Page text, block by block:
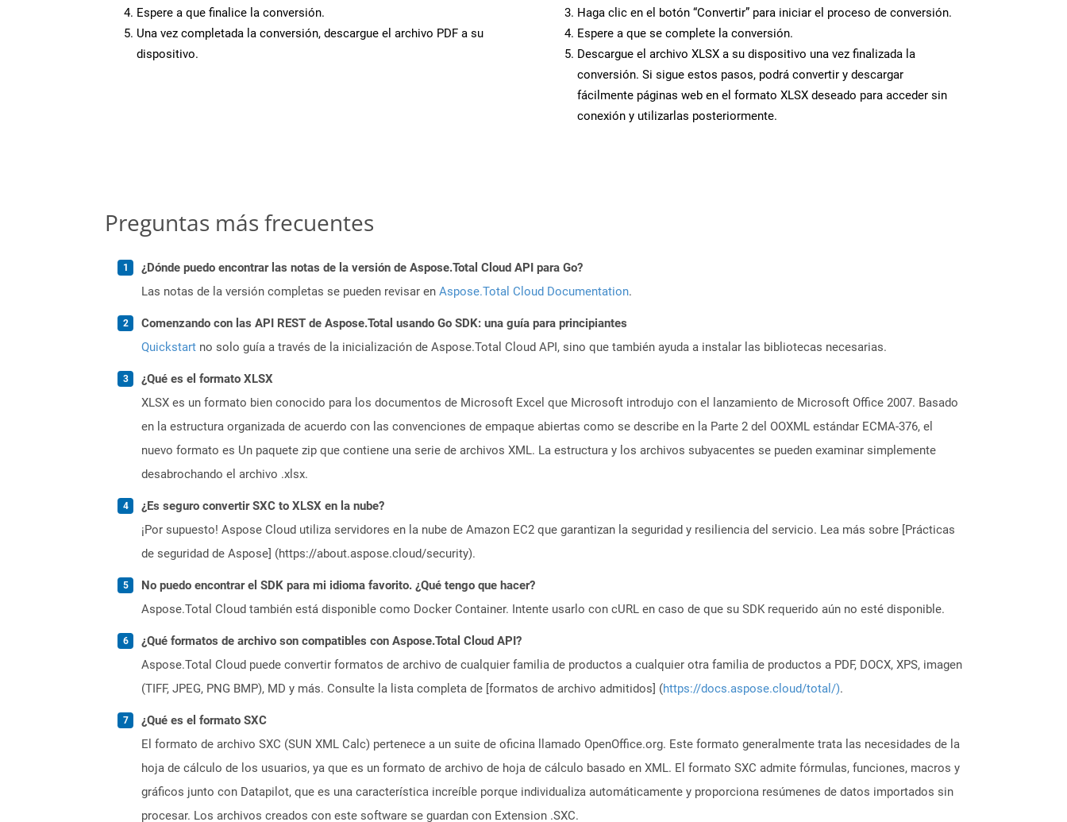
Espere a que finalice la conversión.
Una vez completada la conversión, descargue el archivo PDF a su
dispositivo.
Haga clic en el botón “Convertir” para iniciar el proceso de conversión.
Espere a que se complete la conversión.
Descargue el archivo XLSX a su dispositivo una vez finalizada la
conversión. Si sigue estos pasos, podrá convertir y descargar
fácilmente páginas web en el formato XLSX deseado para acceder sin
conexión y utilizarlas posteriormente.
Preguntas más frecuentes
¿Dónde puedo encontrar las notas de la versión de Aspose.Total Cloud API para Go?
Las notas de la versión completas se pueden revisar en Aspose.Total Cloud Documentation.
Comenzando con las API REST de Aspose.Total usando Go SDK: una guía para principiantes
Quickstart no solo guía a través de la inicialización de Aspose.Total Cloud API, sino que también ayuda a instalar las bibliotecas necesarias.
¿Qué es el formato XLSX
XLSX es un formato bien conocido para los documentos de Microsoft Excel que Microsoft introdujo con el lanzamiento de Microsoft Office 2007. Basado
en la estructura organizada de acuerdo con las convenciones de empaque abiertas como se describe en la Parte 2 del OOXML estándar ECMA-376, el
nuevo formato es Un paquete zip que contiene una serie de archivos XML. La estructura y los archivos subyacentes se pueden examinar simplemente
desabrochando el archivo .xlsx.
¿Es seguro convertir SXC to XLSX en la nube?
¡Por supuesto! Aspose Cloud utiliza servidores en la nube de Amazon EC2 que garantizan la seguridad y resiliencia del servicio. Lea más sobre [Prácticas
de seguridad de Aspose] (https://about.aspose.cloud/security).
No puedo encontrar el SDK para mi idioma favorito. ¿Qué tengo que hacer?
Aspose.Total Cloud también está disponible como Docker Container. Intente usarlo con cURL en caso de que su SDK requerido aún no esté disponible.
¿Qué formatos de archivo son compatibles con Aspose.Total Cloud API?
Aspose.Total Cloud puede convertir formatos de archivo de cualquier familia de productos a cualquier otra familia de productos a PDF, DOCX, XPS, imagen
(TIFF, JPEG, PNG BMP), MD y más. Consulte la lista completa de [formatos de archivo admitidos] (https://docs.aspose.cloud/total/).
¿Qué es el formato SXC
El formato de archivo SXC (SUN XML Calc) pertenece a un suite de oficina llamado OpenOffice.org. Este formato generalmente trata las necesidades de la
hoja de cálculo de los usuarios, ya que es un formato de archivo de hoja de cálculo basado en XML. El formato SXC admite fórmulas, funciones, macros y
gráficos junto con Datapilot, que es una característica increíble porque individualiza automáticamente y proporciona resúmenes de datos importados sin
procesar. Los archivos creados con este software se guardan con Extension .SXC.